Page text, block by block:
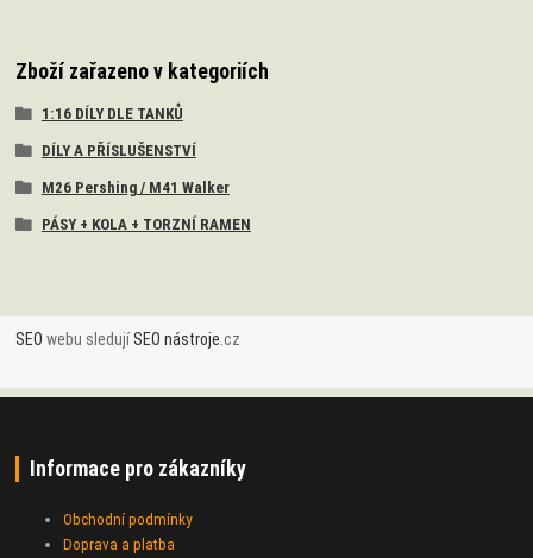
Zboží zařazeno v kategoriích
1:16 DÍLY DLE TANKŮ
DÍLY A PŘÍSLUŠENSTVÍ
M26 Pershing / M41 Walker
PÁSY + KOLA + TORZNÍ RAMEN
SEO webu sledujíSEO nástroje .cz
Informace pro zákazníky
Obchodní podmínky
Doprava a platba